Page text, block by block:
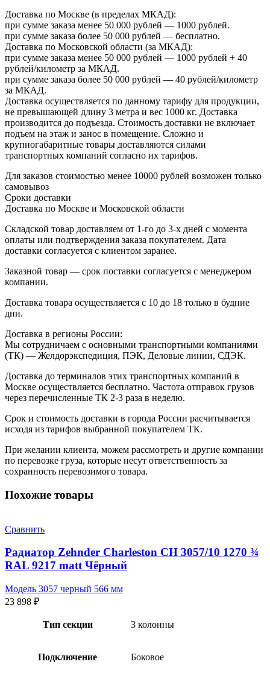
Доставка по Москве (в пределах МКАД):
при сумме заказа менее 50 000 рублей — 1000 рублей.
при сумме заказа более 50 000 рублей — бесплатно.
Доставка по Московской области (за МКАД):
при сумме заказа менее 50 000 рублей — 1000 рублей + 40
рублей/километр за МКАД.
при сумме заказа более 50 000 рублей — 40 рублей/километр
за МКАД.
Доставка осуществляется по данному тарифу для продукции,
не превышающей длину 3 метра и вес 1000 кг. Доставка
производится до подъезда. Стоимость доставки не включает
подъем на этаж и занос в помещение. Сложно и
крупногабаритные товары доставляются силами
транспортных компаний согласно их тарифов.
Для заказов стоимостью менее 10000 рублей возможен только
самовывоз
Сроки доставки
Доставка по Москве и Московской области
Складской товар доставляем от 1-го до 3-х дней с момента
оплаты или подтверждения заказа покупателем. Дата
доставки согласуется с клиентом заранее.
Заказной товар — срок поставки согласуется с менеджером
компании.
Доставка товара осуществляется с 10 до 18 только в будние
дни.
Доставка в регионы России:
Мы сотрудничаем с основными транспортными компаниями
(ТК) — Желдорэкспедиция, ПЭК, Деловые линии, СДЭК.
Доставка до терминалов этих транспортных компаний в
Москве осуществляется бесплатно. Частота отправок грузов
через перечисленные ТК 2-3 раза в неделю.
Срок и стоимость доставки в города России расчитывается
исходя из тарифов выбранной покупателем ТК.
При желании клиента, можем рассмотреть и другие компании
по перевозке груза, которые несут ответственность за
сохранность перевозимого товара.
Похожие товары
Сравнить
Радиатор Zehnder Charleston CH 3057/10 1270 ¾
RAL 9217 matt Чёрный
Модель 3057 черный 566 мм
23 898 ₽
Тип секции 3 колонны
Подключение Боковое